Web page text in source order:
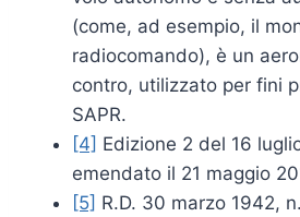
(come, ad esempio, il
radiocomando), è un
contro, utilizzato per fini
SAPR.
[4] Edizione 2 del 16
emendato il 21 maggio
[5] R.D. 30 marzo 1942,